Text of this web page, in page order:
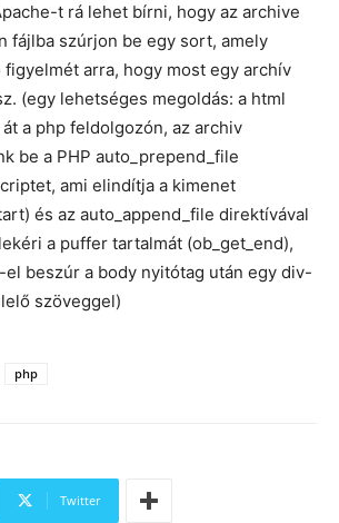
t rá lehet bírni, hogy az archive
fájlba szúrjon be egy sort, amely
arra, hogy most egy archív
(egy lehetséges megoldás: a html
a php feldolgozón, az archiv
be a PHP auto_prepend_file
ami elindítja a kimenet
és az auto_append_file direktívával
a puffer tartalmát (ob_get_end),
el beszúr a body nyitótag után egy div-
szöveggel)
php
Twitter